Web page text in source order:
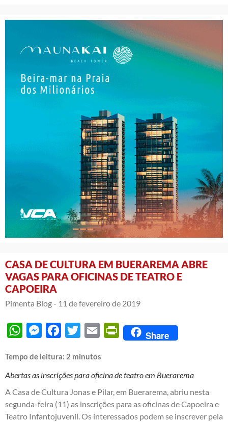
CASA DE CULTURA EM BUERAREMA ABRE
VAGAS PARA OFICINAS DE TEATRO E
CAPOEIRA
Pimenta Blog - 11 de fevereiro de 2019
WhatsAppMessengerFacebook
Twitter Email PrintFriendly
Share
Tempo de leitura: 2 minutos
Abertas as inscrições para oficina de teatro em Buerarema
A Casa de Cultura Jonas e Pilar, em Buerarema, abriu nesta
segunda-feira (11) as inscrições para as oficinas de Capoeira e
Teatro Infantojuvenil. Os interessados podem se inscrever pela